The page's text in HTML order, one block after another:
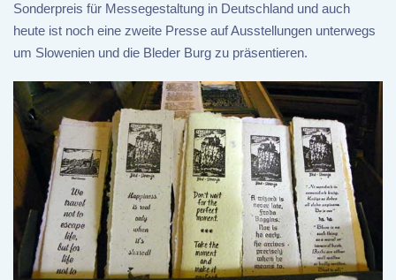
Sonderpreis für Messegestaltung in Deutschland und auch
heute ist noch eine zweite Presse auf Ausstellungen unterwegs
um Slowenien und die Bleder Burg zu präsentieren.